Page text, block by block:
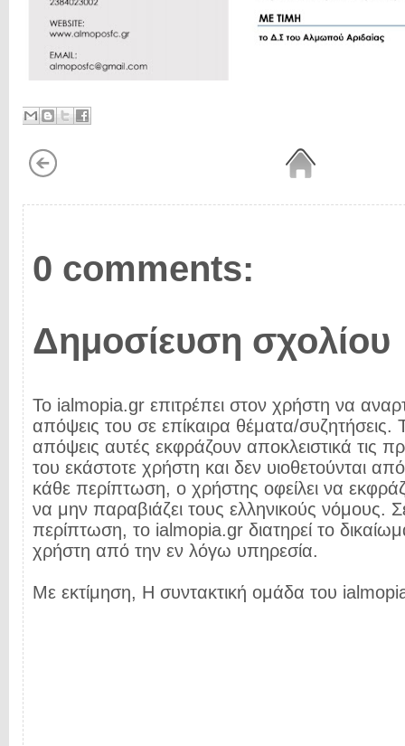
0 comments:
Δημοσίευση σχολίου
Το ialmopia.gr επιτρέπει στον χρήστη να
απόψεις του σε επίκαιρα θέματα/συζητήσεις.
απόψεις αυτές εκφράζουν αποκλειστικά τις
του εκάστοτε χρήστη και δεν υιοθετούνται
κάθε περίπτωση, ο χρήστης οφείλει να
να μην παραβιάζει τους ελληνικούς νόμους.
περίπτωση, το ialmopia.gr διατηρεί το
χρήστη από την εν λόγω υπηρεσία.
Με εκτίμηση, Η συντακτική ομάδα του